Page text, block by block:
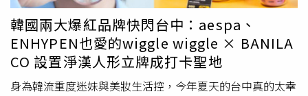
戶，可透過LINE首頁右上角的「設定」，進入「關於
LINE」確認目前使用的App版本；iPhone與iPad用戶則可開
啟「設定」，進入「一般」中的「軟體更新」查看系統版
本，Android手機則可在系統設定中檢查是否有可用更新。
官方也強調，部分舊手機即使目前仍能正常開啟LINE，但
韓國兩大爆紅品牌快閃台中：aespa、
ENHYPEN也愛的wiggle wiggle × BANILA
CO 設置淨漢人形立牌成打卡聖地
身為韓流重度迷妹與美妝生活控，今年夏天的台中真的太幸